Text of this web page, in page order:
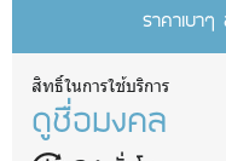
ราคาเบาๆ
สิทธิ์ในการใช้บริการ
ดูชื่อมงคล